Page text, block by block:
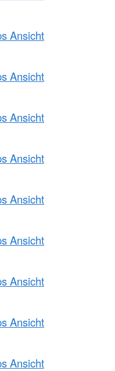
Ansicht
Ansicht
Ansicht
Ansicht
Ansicht
Ansicht
Ansicht
Ansicht
Ansicht